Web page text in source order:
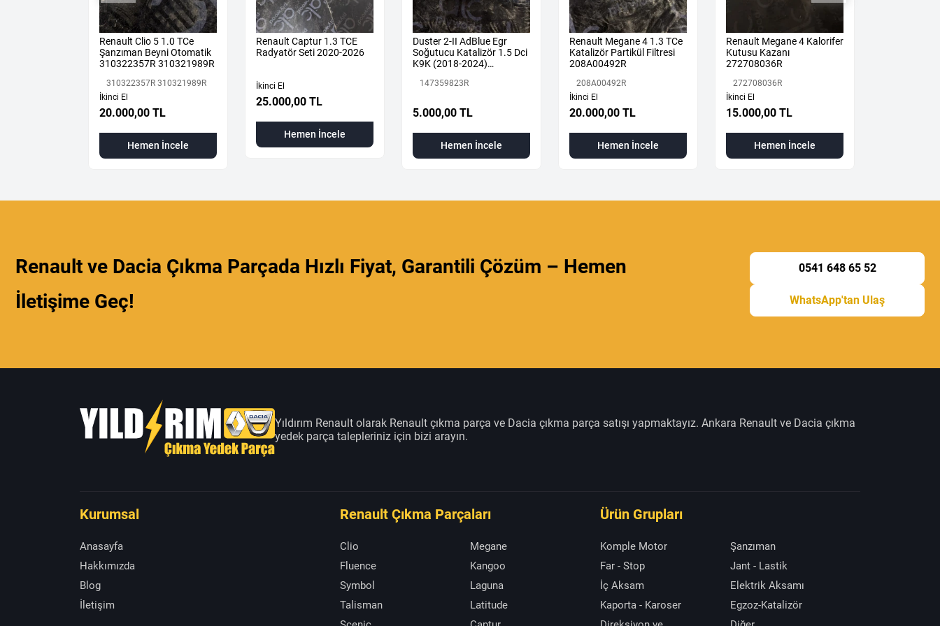
Renault Clio 5 1.0 TCe
Şanzıman Beyni Otomatik
310322357R 310321989R
310322357R 310321989R
İkinci El
20.000,00 TL
Hemen İncele
Renault Captur 1.3 TCE
Radyatör Seti 2020-2026
İkinci El
25.000,00 TL
Hemen İncele
Duster 2-II AdBlue Egr
Soğutucu Katalizör 1.5 Dci
K9K (2018-2024)
Çıkma
147359823R
5.000,00 TL
Hemen İncele
Renault Megane 4 1.3 TCe
Katalizör Partikül Filtresi
208A00492R
208A00492R
İkinci El
20.000,00 TL
Hemen İncele
Renault Megane 4 Kalorifer
Kutusu Kazanı
272708036R
272708036R
İkinci El
15.000,00 TL
Hemen İncele
Renault ve Dacia Çıkma Parçada Hızlı Fiyat, Garantili Çözüm – Hemen
İletişime Geç!
0541 648 65 52
WhatsApp'tan Ulaş
Yıldırım Renault olarak Renault çıkma parça ve Dacia çıkma parça satışı yapmaktayız. Ankara Renault ve Dacia çıkma
yedek parça talepleriniz için bizi arayın.
Kurumsal
Anasayfa
Hakkımızda
Blog
İletişim
Renault Çıkma Parçaları
Clio
Megane
Fluence
Kangoo
Symbol
Laguna
Talisman
Latitude
Ürün Grupları
Komple Motor
Şanzıman
Far - Stop
Jant - Lastik
İç Aksam
Elektrik Aksamı
Kaporta - Karoser
Egzoz-Katalizör